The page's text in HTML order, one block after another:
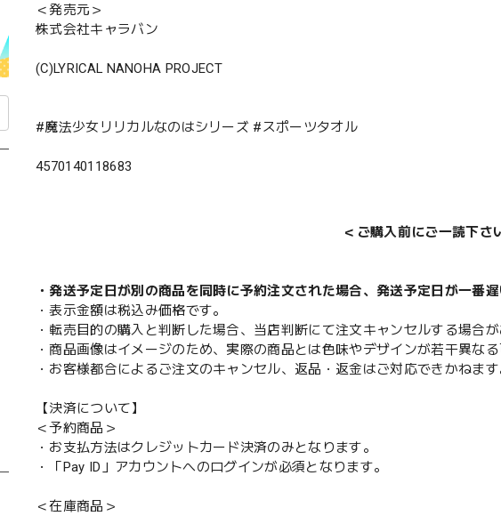
＜発売元＞
株式会社キャラバン
(C)LYRICAL NANOHA PROJECT
#魔法少女リリカルなのはシリーズ #スポーツタオル
4570140118683
＜ご購入前にご一読下さ
・発送予定日が別の商品を同時に予約注文された場合、発送予定日が一番
・表示金額は税込み価格です。
・転売目的の購入と判断した場合、当店判断にて注文キャンセルする場合が
・商品画像はイメージのため、実際の商品とは色味やデザインが若干異なる
・お客様都合によるご注文のキャンセル、返品・返金はご対応できかねます
【決済について】
＜予約商品＞
・お支払方法はクレジットカード決済のみとなります。
・「Pay ID」アカウントへのログインが必須となります。
＜在庫商品＞